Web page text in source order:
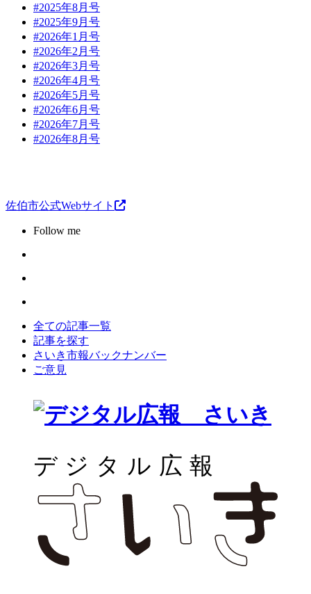
#2025年8月号
#2025年9月号
#2026年1月号
#2026年2月号
#2026年3月号
#2026年4月号
#2026年5月号
#2026年6月号
#2026年7月号
#2026年8月号
佐伯市公式Webサイト
Follow me
全ての記事一覧
記事を探す
さいき市報バックナンバー
ご意見